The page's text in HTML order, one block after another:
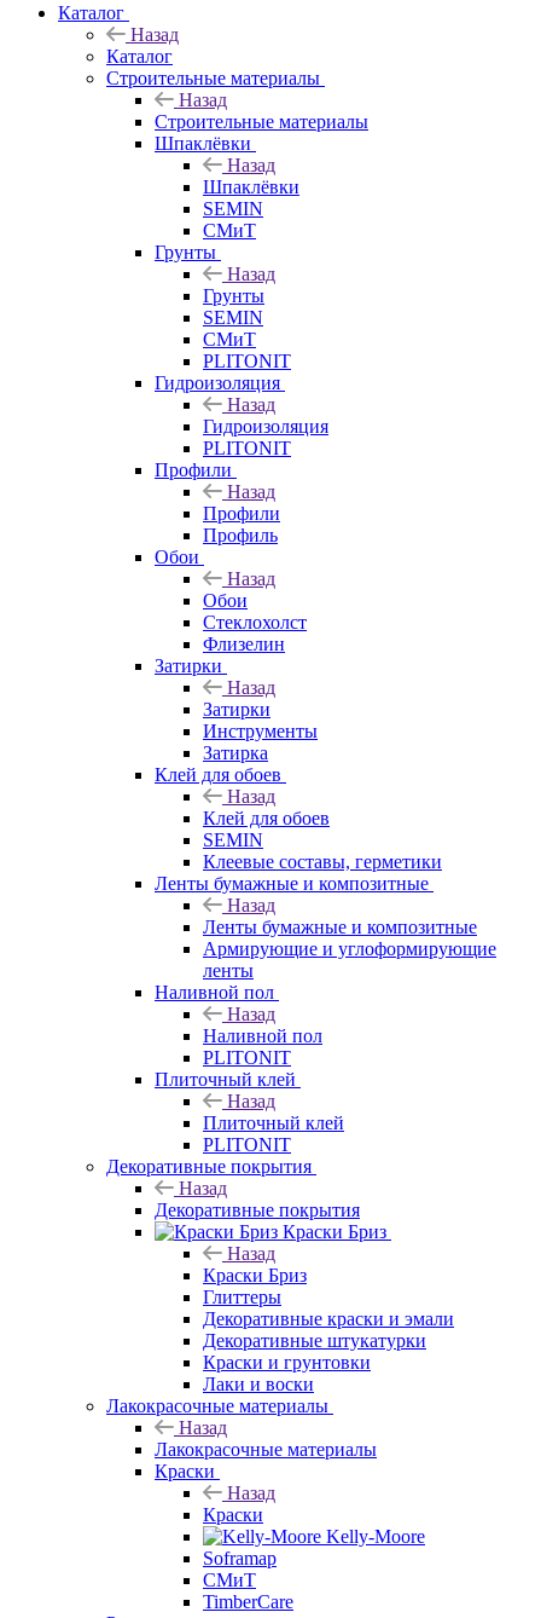
Каталог
Назад
Каталог
Строительные материалы
Назад
Строительные материалы
Шпаклёвки
Назад
Шпаклёвки
SEMIN
СМиТ
Грунты
Назад
Грунты
SEMIN
СМиТ
PLITONIT
Гидроизоляция
Назад
Гидроизоляция
PLITONIT
Профили
Назад
Профили
Профиль
Обои
Назад
Обои
Стеклохолст
Флизелин
Затирки
Назад
Затирки
Инструменты
Затирка
Клей для обоев
Назад
Клей для обоев
SEMIN
Клеевые составы, герметики
Ленты бумажные и композитные
Назад
Ленты бумажные и композитные
Армирующие и углоформирующие
ленты
Наливной пол
Назад
Наливной пол
PLITONIT
Плиточный клей
Назад
Плиточный клей
PLITONIT
Декоративные покрытия
Назад
Декоративные покрытия
Краски Бриз
Назад
Краски Бриз
Глиттеры
Декоративные краски и эмали
Декоративные штукатурки
Краски и грунтовки
Лаки и воски
Лакокрасочные материалы
Назад
Лакокрасочные материалы
Краски
Назад
Краски
Kelly-Moore
Soframap
СМиТ
TimberCare